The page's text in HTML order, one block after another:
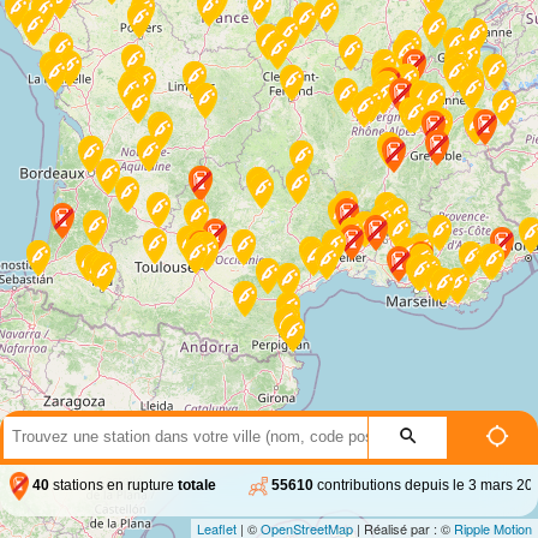
Leaflet | ©OpenStreetMap | Réalisé par : © Ripple Motion
40 stations en rupture totale 55610 contributions depuis le 3 mars